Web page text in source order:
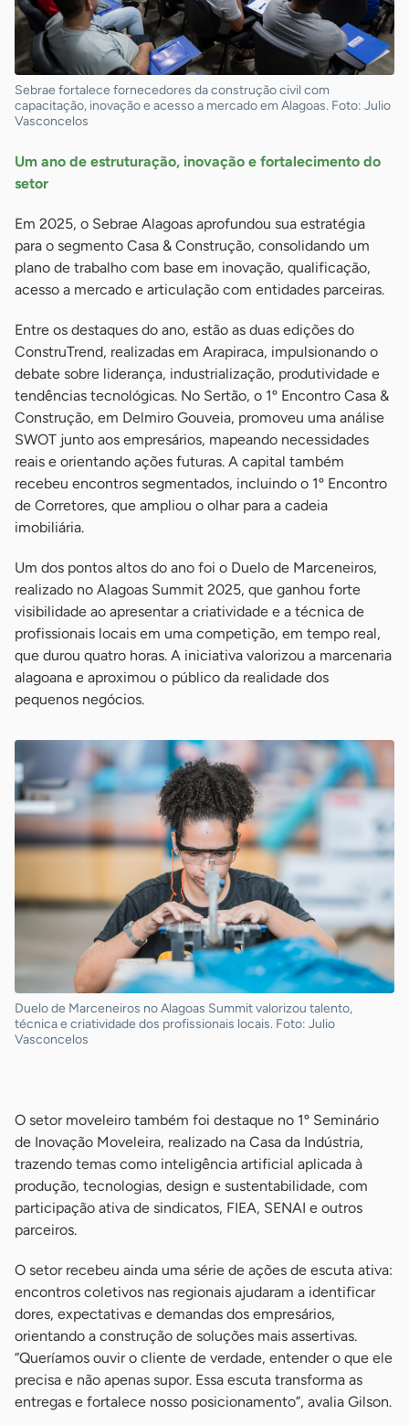
Sebrae fortalece fornecedores da construção civil com
capacitação, inovação e acesso a mercado em Alagoas. Foto: Julio
Vasconcelos
Um ano de estruturação, inovação e fortalecimento do
setor
Em 2025, o Sebrae Alagoas aprofundou sua estratégia
para o segmento Casa & Construção, consolidando um
plano de trabalho com base em inovação, qualificação,
acesso a mercado e articulação com entidades parceiras.
Entre os destaques do ano, estão as duas edições do
ConstruTrend, realizadas em Arapiraca, impulsionando o
debate sobre liderança, industrialização, produtividade e
tendências tecnológicas. No Sertão, o 1º Encontro Casa &
Construção, em Delmiro Gouveia, promoveu uma análise
SWOT junto aos empresários, mapeando necessidades
reais e orientando ações futuras. A capital também
recebeu encontros segmentados, incluindo o 1º Encontro
de Corretores, que ampliou o olhar para a cadeia
imobiliária.
Um dos pontos altos do ano foi o Duelo de Marceneiros,
realizado no Alagoas Summit 2025, que ganhou forte
visibilidade ao apresentar a criatividade e a técnica de
profissionais locais em uma competição, em tempo real,
que durou quatro horas. A iniciativa valorizou a marcenaria
alagoana e aproximou o público da realidade dos
pequenos negócios.
Duelo de Marceneiros no Alagoas Summit valorizou talento,
técnica e criatividade dos profissionais locais. Foto: Julio
Vasconcelos
O setor moveleiro também foi destaque no 1º Seminário
de Inovação Moveleira, realizado na Casa da Indústria,
trazendo temas como inteligência artificial aplicada à
produção, tecnologias, design e sustentabilidade, com
participação ativa de sindicatos, FIEA, SENAI e outros
parceiros.
O setor recebeu ainda uma série de ações de escuta ativa:
encontros coletivos nas regionais ajudaram a identificar
dores, expectativas e demandas dos empresários,
orientando a construção de soluções mais assertivas.
“Queríamos ouvir o cliente de verdade, entender o que ele
precisa e não apenas supor. Essa escuta transforma as
entregas e fortalece nosso posicionamento”, avalia Gilson.